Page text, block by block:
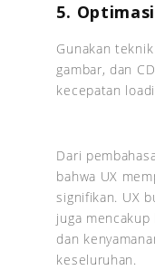
5.
Gunakan
gambar, dan
kecepatan
Dari
bahwa UX
signifikan. UX
juga
dan
keseluruhan.